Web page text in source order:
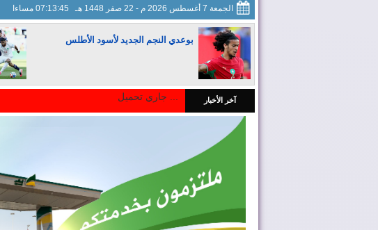
الجمعة 7 أغسطس 2026 م - 22 صفر 1448 هـ 07:13:46 مساءا
بوعدي النجم الجديد لأسود الأطلس
المغرب يجذب كبار المستثمرين آخر الأخبار